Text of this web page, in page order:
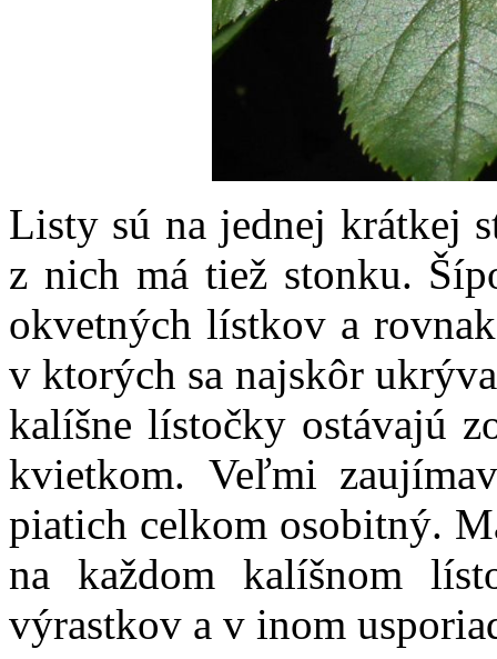
Listy sú na jednej krátkej
z nich má tiež stonku.
okvetných lístkov a
v ktorých sa najskôr
kalíšne lístočky ostávajú
kvietkom. Veľmi
piatich celkom osobitný.
na každom kalíšnom
výrastkov a v inom